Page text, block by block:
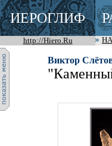
ИЕРОГЛИФ
http://Hiero.Ru
Виктор